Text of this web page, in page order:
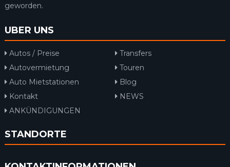
geworden.
UBER UNS
Autos / Preise
Transfers
Autovermietung
Touren
Auto Mietstationen
Blog
Kontakt
NEWS
ANKÜNDIGUNGEN
STANDORTE